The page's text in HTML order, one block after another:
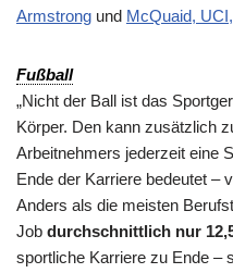
Armstrong und McQuaid,
Fußball
„Nicht der Ball ist das
Körper. Den kann zusätzlich
Arbeitnehmers jederzeit eine
Ende der Karriere bedeutet –
Anders als die meisten
Job durchschnittlich nur
sportliche Karriere zu Ende –